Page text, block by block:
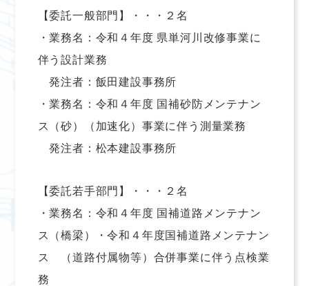
【委託一般部門】・・・２名
・業務名：令和４年度 県単河川改修事業に
伴う設計業務
発注者：飯田建設事務所
・業務名：令和４年度 国補砂防メンテナン
ス（砂）（加速化）事業に伴う測量業務
発注者：松本建設事務所
【委託若手部門】・・・２名
・業務名：令和４年度 国補道路メンテナン
ス（橋梁）・令和４年度国補道路メンテナン
ス （道路付属物等）合併事業に伴う点検業
務